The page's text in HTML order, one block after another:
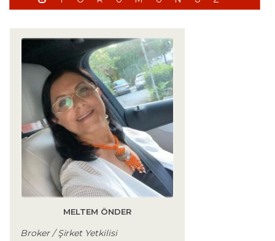
MELTEM ÖNDER
Broker / Şirket Yetkilisi